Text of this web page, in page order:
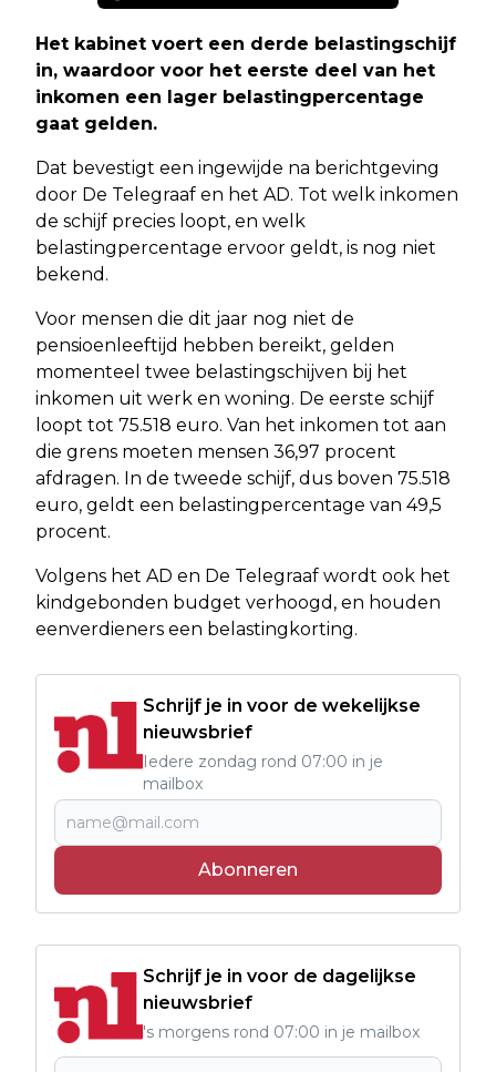
Het kabinet voert een derde belastingschijf
in, waardoor voor het eerste deel van het
inkomen een lager belastingpercentage
gaat gelden.
Dat bevestigt een ingewijde na berichtgeving
door De Telegraaf en het AD. Tot welk inkomen
de schijf precies loopt, en welk
belastingpercentage ervoor geldt, is nog niet
bekend.
Voor mensen die dit jaar nog niet de
pensioenleeftijd hebben bereikt, gelden
momenteel twee belastingschijven bij het
inkomen uit werk en woning. De eerste schijf
loopt tot 75.518 euro. Van het inkomen tot aan
die grens moeten mensen 36,97 procent
afdragen. In de tweede schijf, dus boven 75.518
euro, geldt een belastingpercentage van 49,5
procent.
Volgens het AD en De Telegraaf wordt ook het
kindgebonden budget verhoogd, en houden
eenverdieners een belastingkorting.
Schrijf je in voor de wekelijkse
nieuwsbrief
Iedere zondag rond 07:00 in je
mailbox
Abonneren
Schrijf je in voor de dagelijkse
nieuwsbrief
's morgens rond 07:00 in je mailbox